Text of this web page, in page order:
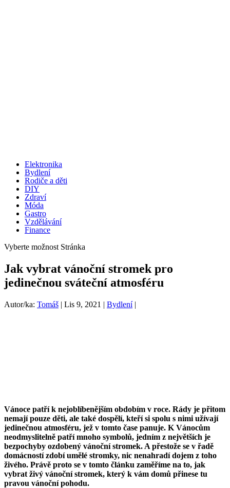
Elektronika
Bydlení
Rodiče a děti
DIY
Zdraví
Móda
Gastro
Vzdělávání
Finance
Vyberte možnost Stránka
Jak vybrat vánoční stromek pro
jedinečnou sváteční atmosféru
Autor/ka: Tomáš | Lis 9, 2021 | Bydlení|
Vánoce patří k nejoblíbenějším obdobím v roce. Rády je přitom
nemají pouze děti, ale také dospělí, kteří si spolu s nimi užívají
jedinečnou atmosféru, jež v tomto čase panuje. K Vánocům
neodmyslitelně patří mnoho symbolů, jedním z největších je
bezpochyby ozdobený vánoční stromek. A přestože se v řadě
domácností zdobí umělé stromky, nic nenahradí dojem z toho
živého. Právě proto se v tomto článku zaměříme na to, jak
vybrat živý vánoční stromek, který k vám domů přinese tu
pravou vánoční pohodu.